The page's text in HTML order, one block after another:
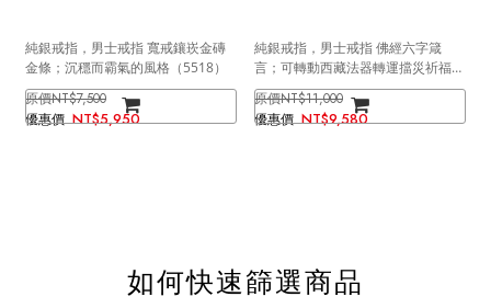
純銀戒指，男士戒指 寬戒鑲崁金磚
金條；沉穩而霸氣的風格（5518）
NT$7,500
NT$5,950
純銀戒指，男士戒指 佛經六字箴
言；可轉動西藏法器轉運擋災祈福
（2012）
NT$11,000
NT$9,580
如何快速篩選商品